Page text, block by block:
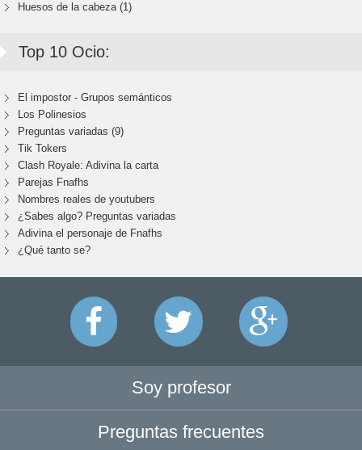
Huesos de la cabeza (1)
Top 10 Ocio:
El impostor - Grupos semánticos
Los Polinesios
Preguntas variadas (9)
Tik Tokers
Clash Royale: Adivina la carta
Parejas Fnafhs
Nombres reales de youtubers
¿Sabes algo? Preguntas variadas
Adivina el personaje de Fnafhs
¿Qué tanto se?
Soy profesor
Preguntas frecuentes